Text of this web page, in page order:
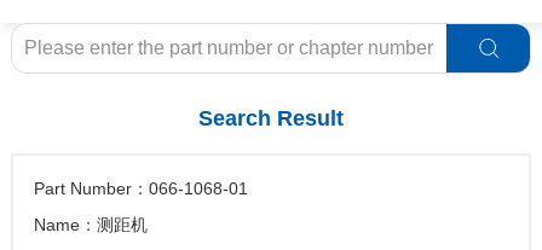
Search Result
Part Number： 066-1068-01
Name： 测距机